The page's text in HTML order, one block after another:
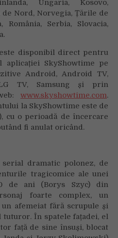
Ungaria, Kosovo,
Nord, Norvegia, Țările de
România, Serbia, Slovacia,
disponibil direct pentru
SkyShowtime pe
Android, Android TV,
LG TV, Samsung și prin
www.skyshowtime.com.
la SkyShowtime este de
cu o perioadă de încercare
fi anulat oricând.
dramatic polonez, de
tragicomice ale unei
de ani (Borys Szyc) din
foarte complex, un
afemeiat fără scrupule și
În spatele fațadei, el
față de sine însuși, blocat